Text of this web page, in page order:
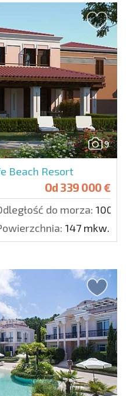
9
Beach Resort
Od 339 000 €
do morza: 100
147 mkw.